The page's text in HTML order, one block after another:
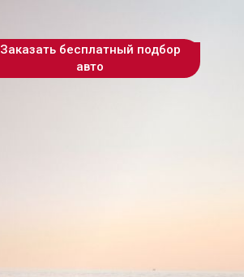
Заказать бесплатный подбор
авто